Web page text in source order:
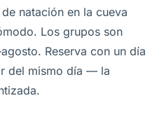
natación en la cueva
Los grupos son
Reserva con un día
del mismo día — la